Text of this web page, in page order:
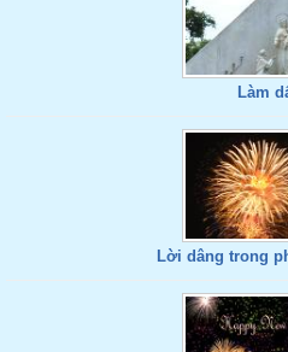
Làm
Lời dâng trong